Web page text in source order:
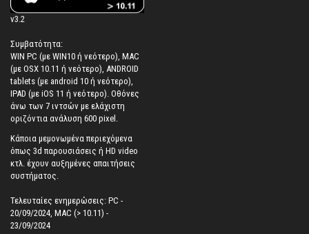
v3.2
Συμβατότητα:
WIN PC (με WIN10 ή νεότερο), MAC
(με OSX 10.11 ή νεότερο), ANDROID
tablets (με android 10 ή νεότερο),
IPAD (με iOS 11 ή νεότερο). Oθόνες
άνω των 7 ιντσών με ελάχιστη
οριζόντια ανάλυση 600 pixel.
Κάποια μεμονωμένα περιεχόμενα
όπως 3d παρουσιάσεις ή HD video
κτλ. έχουν αυξημένες απαιτήσεις
συστήματος.
Τελευταίες ενημερώσεις: PC -
20/09/2024, MAC (> 10.11) -
23/09/2024